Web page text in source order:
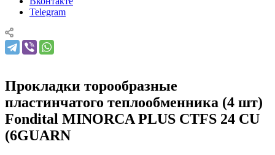
Telegram
Прокладки торообразные
пластинчатого теплообменника (4 шт)
Fondital MINORCA PLUS CTFS 24 CU
(6GUARN